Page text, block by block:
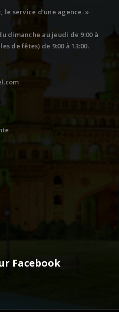
le service d’une agence. »
dimanche au jeudi de 9:00 à
de fêtes) de 9:00 à 13:00.
Facebook